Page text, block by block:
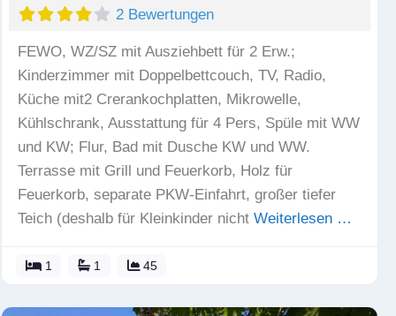
2 Bewertungen
FEWO, WZ/SZ mit Ausziehbett für 2 Erw.;
Kinderzimmer mit Doppelbettcouch, TV, Radio,
Küche mit2 Crerankochplatten, Mikrowelle,
Kühlschrank, Ausstattung für 4 Pers, Spüle mit WW
und KW; Flur, Bad mit Dusche KW und WW.
Terrasse mit Grill und Feuerkorb, Holz für
Feuerkorb, separate PKW-Einfahrt, großer tiefer
Teich (deshalb für Kleinkinder nicht Weiterlesen …
1 1 45